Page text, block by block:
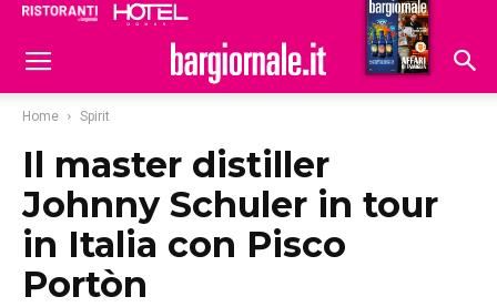
Hoteldomani
Home Spirit
Il master distiller
Johnny Schuler in tour
in Italia con Pisco
Portòn